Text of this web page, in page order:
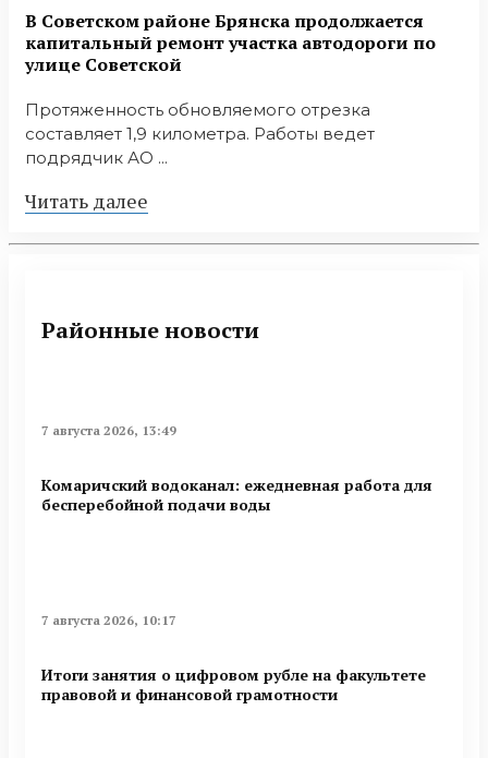
В Советском районе Брянска продолжается
капитальный ремонт участка автодороги по
улице Советской
Протяженность обновляемого отрезка
составляет 1,9 километра. Работы ведет
подрядчик АО ...
Читать далее
Районные новости
7 августа 2026, 13:49
Комаричский водоканал: ежедневная работа для
бесперебойной подачи воды
7 августа 2026, 10:17
Итоги занятия о цифровом рубле на факультете
правовой и финансовой грамотности